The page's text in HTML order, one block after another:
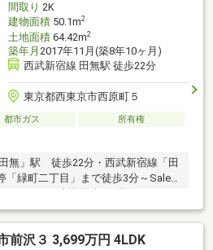
間取り 2K
建物面積50.1m2
土地面積64.42m2
築年月 2017年11月(築8年10ヶ月)
西武新宿線 田無駅 徒歩22分
東京都西東京市西原町５
都市ガス
所有権
無」駅 徒歩22分・西武新宿線「田
緑町二丁目」まで徒歩3分～Sales
11月築・2K・地上2階建て・カー
前沢３ 3,699万円 4LDK